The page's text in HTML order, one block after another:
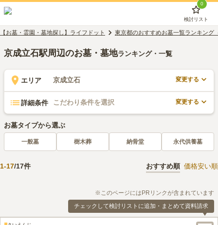
0
検討リスト
【お墓・霊園・墓地探し】ライフドット 東京都のおすすめお墓一覧ランキング
京成立石駅周辺のお墓・墓地ランキング・一覧
エリア 京成立石 変更する
詳細条件 こだわり条件を選択 変更する
お墓タイプから選ぶ
一般墓 樹木葬 納骨堂 永代供養墓
1-17/17件 おすすめ順 価格安い順
※このページにはPRリンクが含まれています
チェックして検討リストに追加・まとめて資料請求